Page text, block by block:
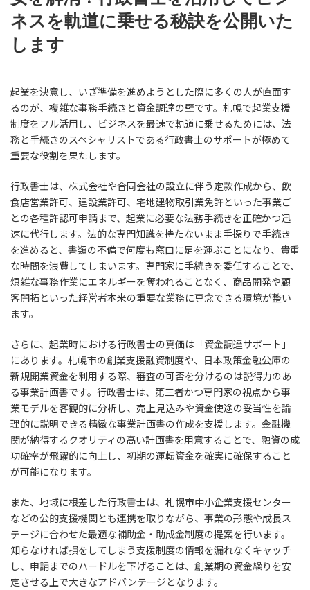
ネスを軌道に乗せる秘訣を公開いた
します
起業を決意し、いざ準備を進めようとした際に多くの人が直面す
るのが、複雑な事務手続きと資金調達の壁です。札幌で起業支援
制度をフル活用し、ビジネスを最速で軌道に乗せるためには、法
務と手続きのスペシャリストである行政書士のサポートが極めて
重要な役割を果たします。
行政書士は、株式会社や合同会社の設立に伴う定款作成から、飲
食店営業許可、建設業許可、宅地建物取引業免許といった事業ご
との各種許認可申請まで、起業に必要な法務手続きを正確かつ迅
速に代行します。法的な専門知識を持たないまま手探りで手続き
を進めると、書類の不備で何度も窓口に足を運ぶことになり、貴重
な時間を浪費してしまいます。専門家に手続きを委任することで、
煩雑な事務作業にエネルギーを奪われることなく、商品開発や顧
客開拓といった経営者本来の重要な業務に専念できる環境が整い
ます。
さらに、起業時における行政書士の真価は「資金調達サポート」
にあります。札幌市の創業支援融資制度や、日本政策金融公庫の
新規開業資金を利用する際、審査の可否を分けるのは説得力のあ
る事業計画書です。行政書士は、第三者かつ専門家の視点から事
業モデルを客観的に分析し、売上見込みや資金使途の妥当性を論
理的に説明できる精緻な事業計画書の作成を支援します。金融機
関が納得するクオリティの高い計画書を用意することで、融資の成
功確率が飛躍的に向上し、初期の運転資金を確実に確保すること
が可能になります。
また、地域に根差した行政書士は、札幌市中小企業支援センター
などの公的支援機関とも連携を取りながら、事業の形態や成長ス
テージに合わせた最適な補助金・助成金制度の提案を行います。
知らなければ損をしてしまう支援制度の情報を漏れなくキャッチ
し、申請までのハードルを下げることは、創業期の資金繰りを安
定させる上で大きなアドバンテージとなります。